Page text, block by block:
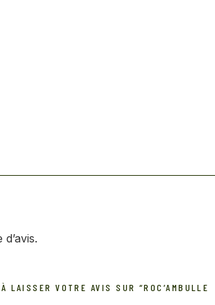
LAISSER VOTRE AVIS SUR “ROC’AMBULLE